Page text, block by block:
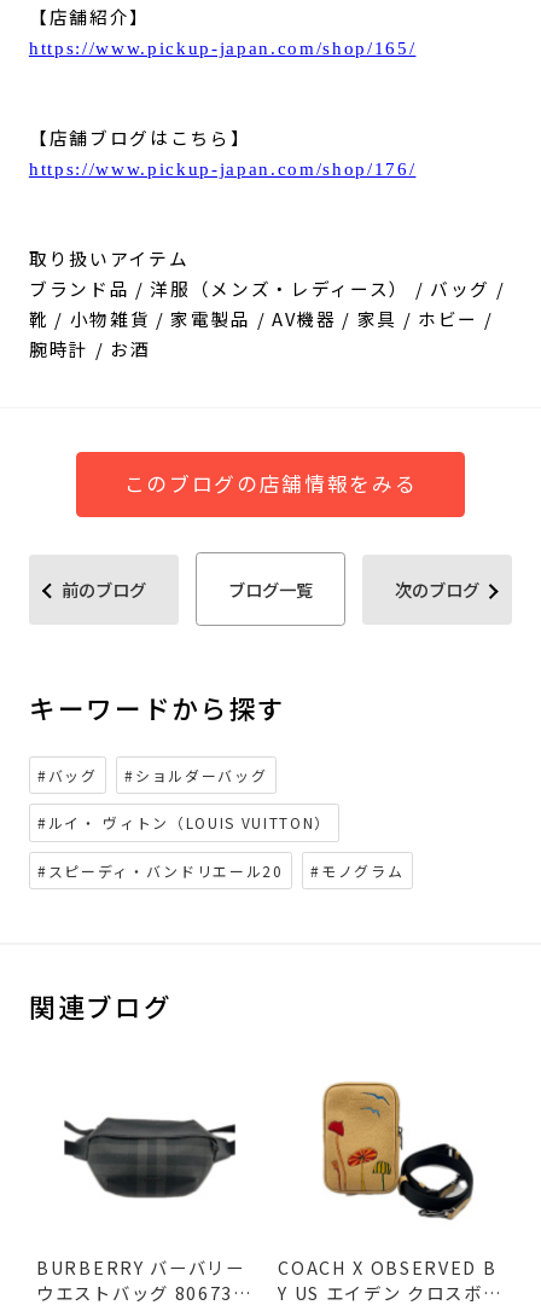
【店舗紹介】
https://www.pickup-japan.com/shop/165/
【店舗ブログはこちら】
https://www.pickup-japan.com/shop/176/
取り扱いアイテム
ブランド品 / 洋服（メンズ・レディース） / バッグ /
靴 / 小物雑貨 / 家電製品 / AV機器 / 家具 / ホビー /
腕時計 / お酒
このブログの店舗情報をみる
前のブログ ブログ一覧 次のブログ
キーワードから探す
#バッグ #ショルダーバッグ
#ルイ・ ヴィトン（LOUIS VUITTON）
#スピーディ・バンドリエール20 #モノグラム
関連ブログ
BURBERRY バーバリー
ウエストバッグ 8067398
COACH X OBSERVED B
Y US エイデン クロスボデ